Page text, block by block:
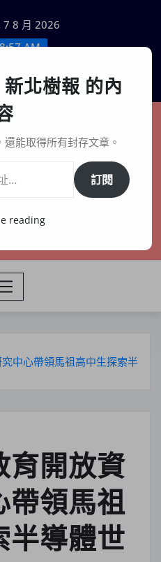
7 8 月 2026
AM
報
連結、創生
中心帶領馬祖高中生探索半
育開放資
帶領馬祖
半導體世
北樹報 的內
能取得所有封存文章。
訂閱
reading